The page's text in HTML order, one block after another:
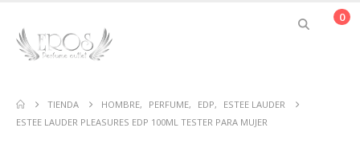
0
TIENDA HOMBRE, PERFUME, EDP,
ESTEE LAUDER
ESTEE LAUDER PLEASURES EDP 100ML TESTER PARA MUJER